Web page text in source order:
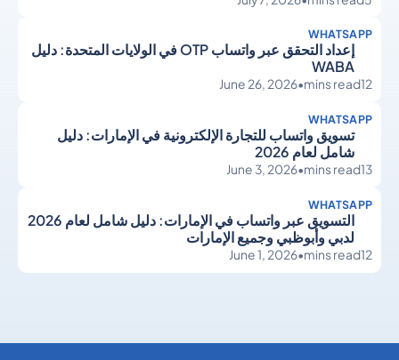
WHATSAPP
إعداد التحقق عبر واتساب OTP في الولايات المتحدة: دليل
WABA
12
mins read
•
June 26, 2026
WHATSAPP
تسويق واتساب للتجارة الإلكترونية في الإمارات: دليل
شامل لعام 2026
13
mins read
•
June 3, 2026
WHATSAPP
التسويق عبر واتساب في الإمارات: دليل شامل لعام 2026
لدبي وأبوظبي وجميع الإمارات
12
mins read
•
June 1, 2026